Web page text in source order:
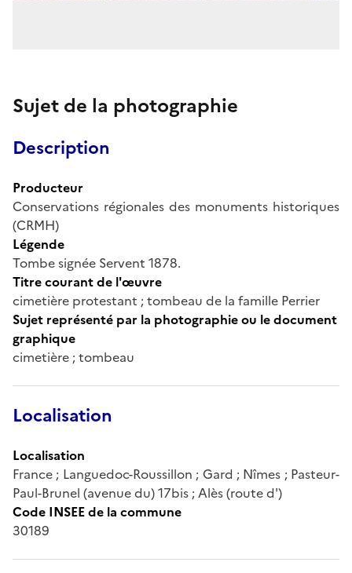
Sujet de la photographie
Description
Producteur
Conservations régionales des monuments historiques
(CRMH)
Légende
Tombe signée Servent 1878.
Titre courant de l'œuvre
cimetière protestant ; tombeau de la famille Perrier
Sujet représenté par la photographie ou le document
graphique
cimetière ; tombeau
Localisation
Localisation
France ; Languedoc-Roussillon ; Gard ; Nîmes ; Pasteur-
Paul-Brunel (avenue du) 17bis ; Alès (route d')
Code INSEE de la commune
30189